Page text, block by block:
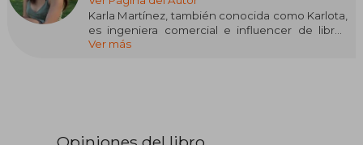
Karla Martínez, también conocida como Karlota,
es ingeniera comercial e influencer de libros
desde el 2014. En Instagram (@karlota.martinz)
Ver más